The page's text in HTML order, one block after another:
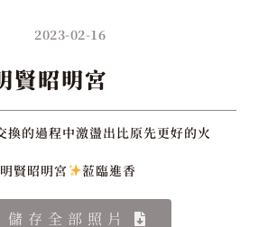
2023-02-16
賢昭明宮
換的過程中激盪出比原先更好的火
賢昭明宮 蒞臨進香
儲存全部照片